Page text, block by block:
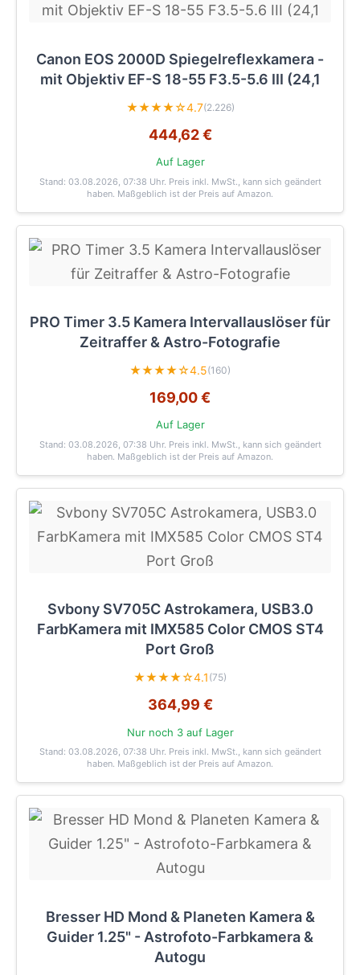
Canon EOS 2000D Spiegelreflexkamera -
mit Objektiv EF-S 18-55 F3.5-5.6 III (24,1
★★★★☆4.7(2.226)
444,62 €
Auf Lager
Stand: 03.08.2026, 07:38 Uhr. Preis inkl. MwSt., kann sich geändert
haben. Maßgeblich ist der Preis auf Amazon.
PRO Timer 3.5 Kamera Intervallauslöser für
Zeitraffer & Astro-Fotografie
★★★★☆4.5(160)
169,00 €
Auf Lager
Stand: 03.08.2026, 07:38 Uhr. Preis inkl. MwSt., kann sich geändert
haben. Maßgeblich ist der Preis auf Amazon.
Svbony SV705C Astrokamera, USB3.0
FarbKamera mit IMX585 Color CMOS ST4
Port Groß
★★★★☆4.1 (75)
364,99 €
Nur noch 3 auf Lager
Stand: 03.08.2026, 07:38 Uhr. Preis inkl. MwSt., kann sich geändert
haben. Maßgeblich ist der Preis auf Amazon.
Bresser HD Mond & Planeten Kamera &
Guider 1.25" - Astrofoto-Farbkamera &
Autogu